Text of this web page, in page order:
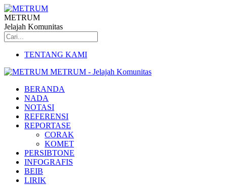
METRUM
Jelajah Komunitas
TENTANG KAMI
METRUM - Jelajah Komunitas
BERANDA
NADA
NOTASI
REFERENSI
REPORTASE
CORAK
KOMET
PERSIBTONE
INFOGRAFIS
BEIB
LIRIK